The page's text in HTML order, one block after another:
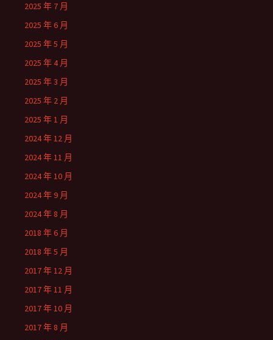
2025 年 7 月
2025 年 6 月
2025 年 5 月
2025 年 4 月
2025 年 3 月
2025 年 2 月
2025 年 1 月
2024 年 12 月
2024 年 11 月
2024 年 10 月
2024 年 9 月
2024 年 8 月
2018 年 6 月
2018 年 5 月
2017 年 12 月
2017 年 11 月
2017 年 10 月
2017 年 8 月